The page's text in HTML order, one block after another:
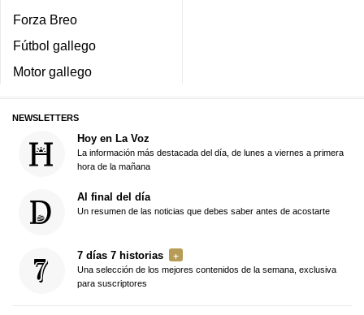
Forza Breo
Fútbol gallego
Motor gallego
NEWSLETTERS
Hoy en La Voz
La información más destacada del día, de lunes a viernes a primera
hora de la mañana
Al final del día
Un resumen de las noticias que debes saber antes de acostarte
7 días 7 historias
Una selección de los mejores contenidos de la semana, exclusiva
para suscriptores